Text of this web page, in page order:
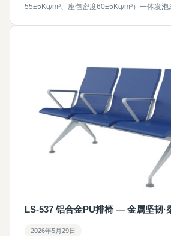
55±5Kg/m³、座包密度60±5Kg/m³）一体发
色、防污防火阻燃等多维度工程定制。
LS-537 铝合金PU排椅 — 金属坚韧·
2026年5月29日